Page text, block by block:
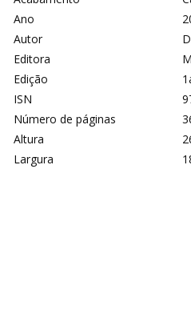
Ano
Autor
Editora
Edição
ISN
Número de páginas
Altura
Largura